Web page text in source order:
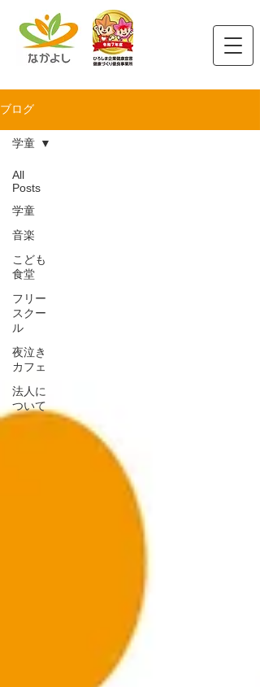
ブログ
All
Posts
学童
音楽
こども
食堂
フリー
スクー
ル
夜泣き
カフェ
法人に
ついて
学童